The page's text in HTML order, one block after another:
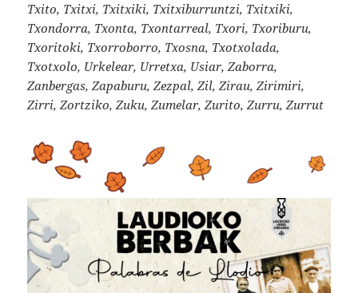
Txito, Txitxi, Txitxiki, Txitxiburruntzi, Txitxiki,
Txondorra, Txonta, Txontarreal, Txori, Txoriburu,
Txoritoki, Txorroborro, Txosna, Txotxolada,
Txotxolo, Urkelear, Urretxa, Usiar, Zaborra,
Zanbergas, Zapaburu, Zezpal, Zil, Zirau, Zirimiri,
Zirri, Zortziko, Zuku, Zumelar, Zurito, Zurru, Zurrut